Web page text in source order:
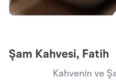
Şam Kahvesi, Fatih
Kahvenin ve